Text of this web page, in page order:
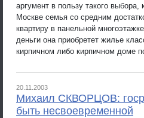
аргумент в пользу такого
Москве семья со средним
квартиру в панельной
деньги она приобретет жилье
кирпичном либо кирпичном доме
20.11.2003
Михаил СКВОРЦОВ:
быть несвоевременной